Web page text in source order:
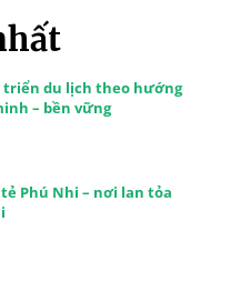
du lịch theo hướng
– bền vững
Phú Nhi – nơi lan tỏa